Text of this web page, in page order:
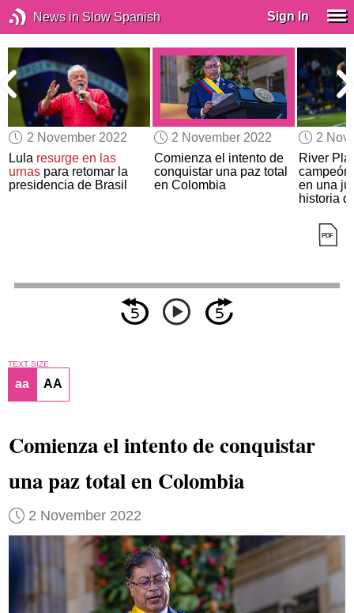
News in Slow Spanish Sign In
2 November 2022
Lula resurge en las
urnas para retomar la
presidencia de Brasil
2 November 2022
Comienza el intento de
conquistar una paz total
en Colombia
2
River
campeón
en una
historia
TEXT SIZE
aa AA
Comienza el intento de conquistar
una paz total en Colombia
2 November 2022